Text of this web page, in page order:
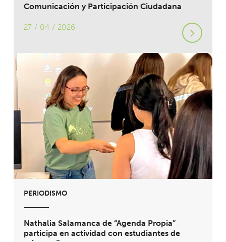
Comunicación y Participación Ciudadana
27 / 04 / 2026
PERIODISMO
Nathalia Salamanca de “Agenda Propia”
participa en actividad con estudiantes de